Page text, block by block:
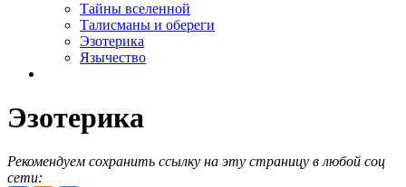
Тайны вселенной
Талисманы и обереги
Эзотерика
Язычество
Эзотерика
Рекомендуем сохранить ссылку на эту страницу в любой соц
сети: